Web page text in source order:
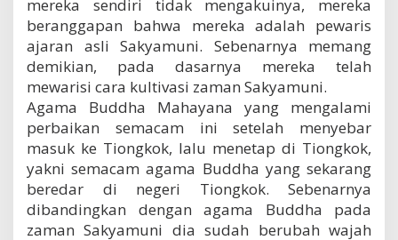
mereka sendiri tidak mengakuinya, mereka
beranggapan bahwa mereka adalah pewaris
ajaran asli Sakyamuni. Sebenarnya memang
demikian, pada dasarnya mereka telah
mewarisi cara kultivasi zaman Sakyamuni.
Agama Buddha Mahayana yang mengalami
perbaikan semacam ini setelah menyebar
masuk ke Tiongkok, lalu menetap di Tiongkok,
yakni semacam agama Buddha yang sekarang
beredar di negeri Tiongkok. Sebenarnya
dibandingkan dengan agama Buddha pada
zaman Sakyamuni dia sudah berubah wajah